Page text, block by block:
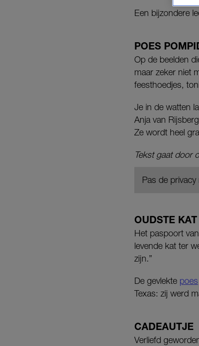
Een bijzondere
POES
Op de beelden
maar zeker niet
feesthoedjes,
Je in de watten
Anja van
Ze wordt heel
Tekst gaat door
Pas de
OUDSTE KAT
Het paspoort
levende kat ter
zijn.”
De gevlekte poes
Texas: zij werd
CADEAUTJE
Verliefd